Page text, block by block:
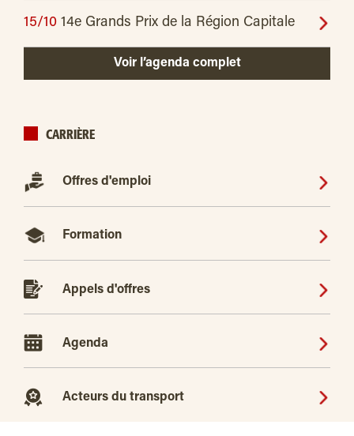
15/10 14e Grands Prix de la Région Capitale
Voir l’agenda complet
CARRIÈRE
Offres d'emploi
Formation
Appels d'offres
Agenda
Acteurs du transport